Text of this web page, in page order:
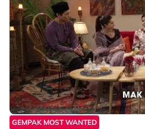
GEMPAK MOST WANTED